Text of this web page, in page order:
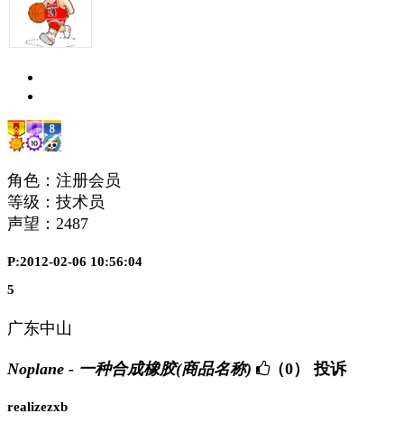
角色：注册会员
等级：技术员
声望： 2487
P:2012-02-06 10:56:04
5
广东中山
Noplane - 一种合成橡胶(商品名称) （0） 投诉
realizezxb